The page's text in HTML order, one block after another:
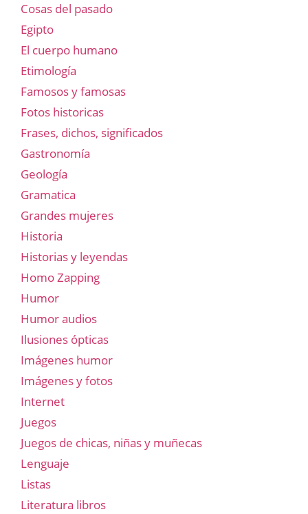
Cosas del pasado
Egipto
El cuerpo humano
Etimología
Famosos y famosas
Fotos historicas
Frases, dichos, significados
Gastronomía
Geología
Gramatica
Grandes mujeres
Historia
Historias y leyendas
Homo Zapping
Humor
Humor audios
Ilusiones ópticas
Imágenes humor
Imágenes y fotos
Internet
Juegos
Juegos de chicas, niñas y muñecas
Lenguaje
Listas
Literatura libros